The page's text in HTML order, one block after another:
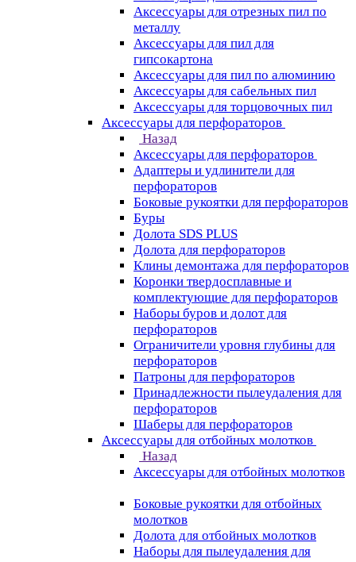
Аксессуары для отрезных пил по
металлу
Аксессуары для пил для
гипсокартона
Аксессуары для пил по алюминию
Аксессуары для сабельных пил
Аксессуары для торцовочных пил
Аксессуары для перфораторов
Назад
Аксессуары для перфораторов
Адаптеры и удлинители для
перфораторов
Боковые рукоятки для перфораторов
Буры
Долота SDS PLUS
Долота для перфораторов
Клины демонтажа для перфораторов
Коронки твердосплавные и
комплектующие для перфораторов
Наборы буров и долот для
перфораторов
Ограничители уровня глубины для
перфораторов
Патроны для перфораторов
Принадлежности пылеудаления для
перфораторов
Шаберы для перфораторов
Аксессуары для отбойных молотков
Назад
Аксессуары для отбойных молотков
Боковые рукоятки для отбойных
молотков
Долота для отбойных молотков
Наборы для пылеудаления для